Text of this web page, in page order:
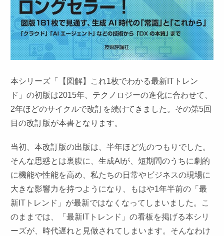
本シリーズ「【図解】これ1枚でわかる最新ITトレン
ド」の初版は2015年、テクノロジーの進化に合わせて、
2年ほどのサイクルで改訂を続けてきました。その第5回
目の改訂版が本書となります。
当初、本改訂版の出版は、半年ほど先のつもりでした。
そんな思惑とは裏腹に、生成AIが、短期間のうちに劇的
に機能や性能を高め、私たちの日常やビジネスの現場に
大きな影響力を持つようになり、もはや1年半前の「最
新ITトレンド」が最新ではなくなってしまいました。こ
のままでは、「最新ITトレンド」の看板を掲げる本シリ
ーズが、時代遅れと見做されてしまいます。そんなわけ